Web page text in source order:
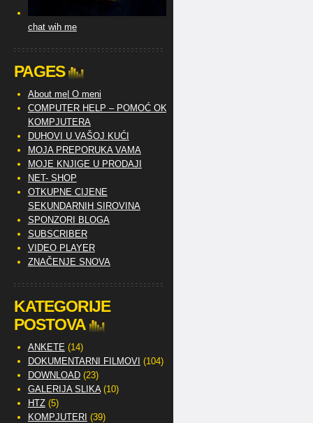
chat wih me
PAGES
About me| O meni
COMPUTER HELP – POMOĆ OKO
KOMPJUTERA
DUHOVI U VAŠOJ KUĆI
MOJA PREPORUKA VAMA
MOJE KNJIGE U PRODAJI
NET- SHOP
OTKUPNE CIJENE
SEKUNDARNIH SIROVINA
SPONZORI BLOGA
SUBSCRIBER
VIDEO PLAYER
ZNAČENJE SNOVA
KATEGORIJE
POSTOVA
ANKETE (14)
DOKUMENTARNI FILMOVI (104)
DOWNLOAD(23)
GALERIJA SLIKA(10)
HTZ(5)
KOMPJUTERI (39)